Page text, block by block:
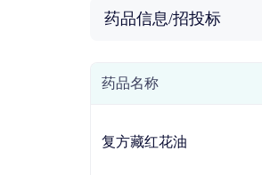
药品信息/招投标
药品名称
复方藏红花油